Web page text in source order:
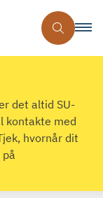
det altid SU-
kontakte med
hvornår dit